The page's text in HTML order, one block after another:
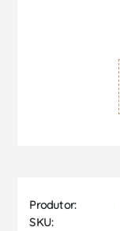
Produtor:
SKU: